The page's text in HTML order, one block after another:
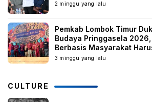
2 minggu yang lalu
Pemkab Lombok Timur
Budaya Pringgasela
Berbasis Masyarakat
3 minggu yang lalu
CULTURE